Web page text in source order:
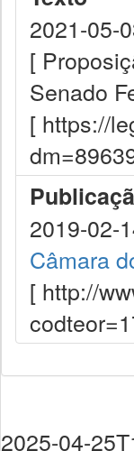
2021-05-
[
Senado
[ https://
2019-02-
Câmara
[ http://
2025-04-